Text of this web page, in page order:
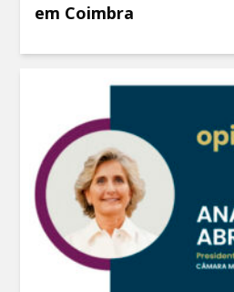
em Coimbra